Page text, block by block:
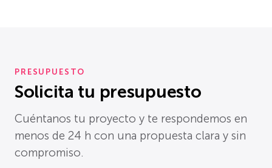
PRESUPUESTO
Solicita tu presupuesto
Cuéntanos tu proyecto y te respondemos en
menos de 24 h con una propuesta clara y sin
compromiso.